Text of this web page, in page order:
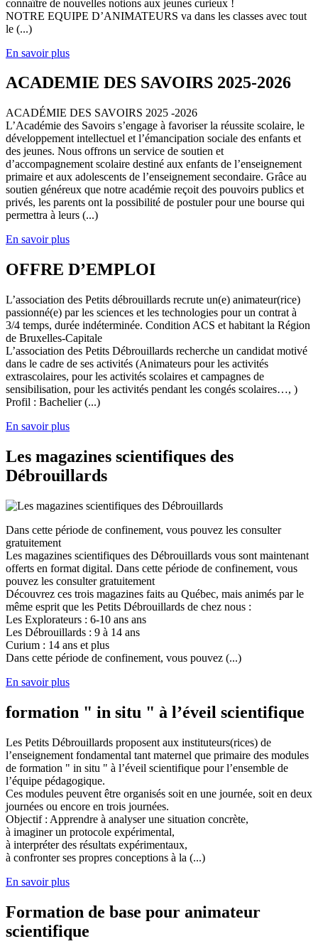
connaître de nouvelles notions aux jeunes curieux !
NOTRE EQUIPE D’ANIMATEURS va dans les classes avec tout
le (...)
En savoir plus
ACADEMIE DES SAVOIRS 2025-2026
ACADÉMIE DES SAVOIRS 2025 -2026
L’Académie des Savoirs s’engage à favoriser la réussite scolaire, le
développement intellectuel et l’émancipation sociale des enfants et
des jeunes. Nous offrons un service de soutien et
d’accompagnement scolaire destiné aux enfants de l’enseignement
primaire et aux adolescents de l’enseignement secondaire. Grâce au
soutien généreux que notre académie reçoit des pouvoirs publics et
privés, les parents ont la possibilité de postuler pour une bourse qui
permettra à leurs (...)
En savoir plus
OFFRE D’EMPLOI
L’association des Petits débrouillards recrute un(e) animateur(rice)
passionné(e) par les sciences et les technologies pour un contrat à
3/4 temps, durée indéterminée. Condition ACS et habitant la Région
de Bruxelles-Capitale
L’association des Petits Débrouillards recherche un candidat motivé
dans le cadre de ses activités (Animateurs pour les activités
extrascolaires, pour les activités scolaires et campagnes de
sensibilisation, pour les activités pendant les congés scolaires…, )
Profil : Bachelier (...)
En savoir plus
Les magazines scientifiques des
Débrouillards
Dans cette période de confinement, vous pouvez les consulter
gratuitement
Les magazines scientifiques des Débrouillards vous sont maintenant
offerts en format digital. Dans cette période de confinement, vous
pouvez les consulter gratuitement
Découvrez ces trois magazines faits au Québec, mais animés par le
même esprit que les Petits Débrouillards de chez nous :
Les Explorateurs : 6-10 ans ans
Les Débrouillards : 9 à 14 ans
Curium : 14 ans et plus
Dans cette période de confinement, vous pouvez (...)
En savoir plus
formation " in situ " à l’éveil scientifique
Les Petits Débrouillards proposent aux instituteurs(rices) de
l’enseignement fondamental tant maternel que primaire des modules
de formation " in situ " à l’éveil scientifique pour l’ensemble de
l’équipe pédagogique.
Ces modules peuvent être organisés soit en une journée, soit en deux
journées ou encore en trois journées.
Objectif : Apprendre à analyser une situation concrète,
à imaginer un protocole expérimental,
à interpréter des résultats expérimentaux,
à confronter ses propres conceptions à la (...)
En savoir plus
Formation de base pour animateur
scientifique